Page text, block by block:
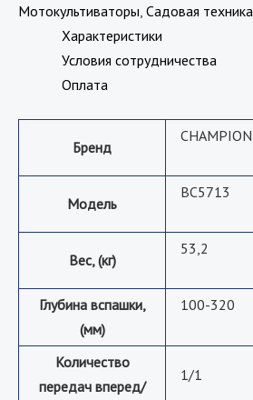
Мотокультиваторы Садовая техника
Характеристики
Условия сотрудничества
Оплата
Бренд
CHAMPION
Модель
BC5713
Вес, (кг)
53,2
Глубина вспашки,
(мм)
100-320
Количество
передач вперед/
1/1